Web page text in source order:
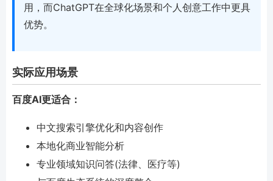
用，而ChatGPT在全球化场景和个人创意工作中更具
优势。
实际应用场景
百度AI更适合：
中文搜索引擎优化和内容创作
本地化商业智能分析
专业领域知识问答(法律、医疗等)